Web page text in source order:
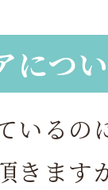
につ
いるの
きます